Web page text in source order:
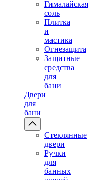
Гималайская
соль
Плитка
и
мастика
Огнезащита
Защитные
средства
для
бани
Двери
для
бани
Стеклянные
двери
Ручки
для
банных